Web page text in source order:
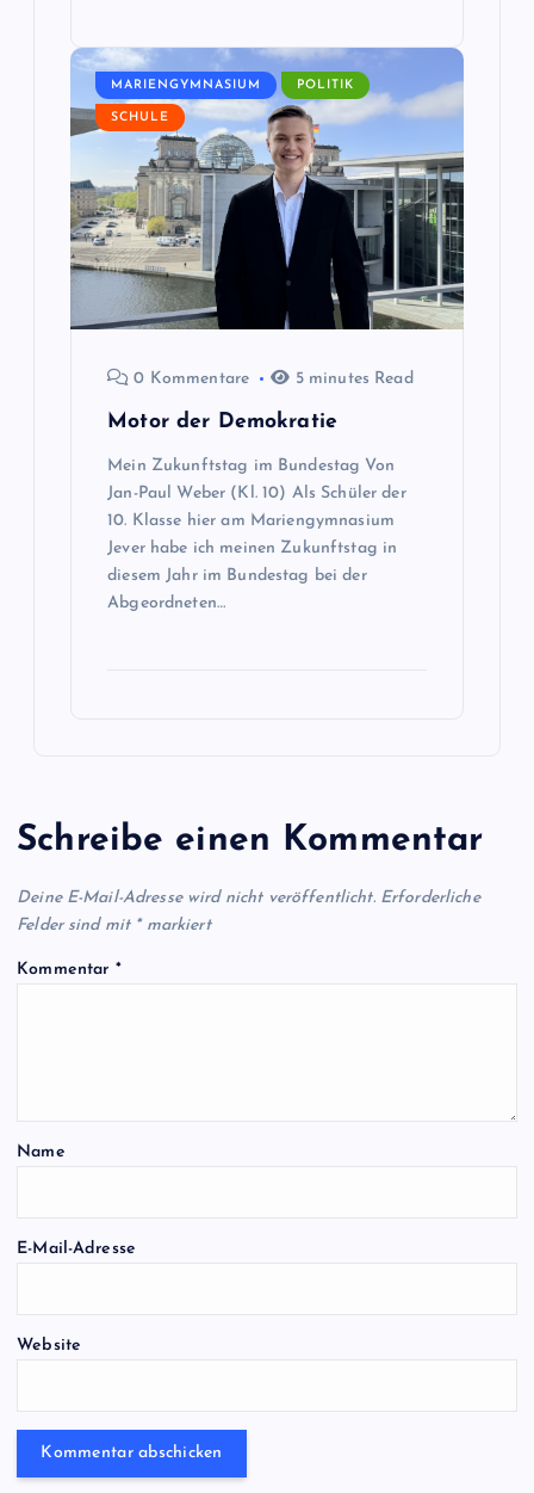
MARIENGYMNASIUM POLITIK
SCHULE
0 Kommentare 5 minutes Read
Motor der Demokratie
Mein Zukunftstag im Bundestag Von
Jan-Paul Weber (Kl. 10) Als Schüler der
10. Klasse hier am Mariengymnasium
Jever habe ich meinen Zukunftstag in
diesem Jahr im Bundestag bei der
Abgeordneten…
Schreibe einen Kommentar
Deine E-Mail-Adresse wird nicht veröffentlicht. Erforderliche
Felder sind mit *markiert
Kommentar *
Name
E-Mail-Adresse
Website